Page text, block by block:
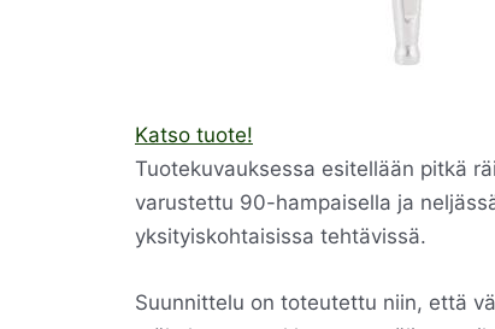
Katso tuote!
Tuotekuvauksessa esitellään pitkä
varustettu 90-hampaisella ja
yksityiskohtaisissa tehtävissä.
Suunnittelu on toteutettu niin, että